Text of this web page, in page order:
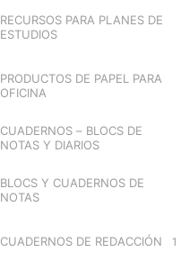
RECURSOS PARA PLANES DE
ESTUDIOS
PRODUCTOS DE PAPEL PARA
OFICINA
CUADERNOS – BLOCS DE
NOTAS Y DIARIOS
BLOCS Y CUADERNOS DE
NOTAS
CUADERNOS DE REDACCIÓN 1